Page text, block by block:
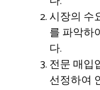
시장의 수
를 파악하
다.
전문 매입
선정하여